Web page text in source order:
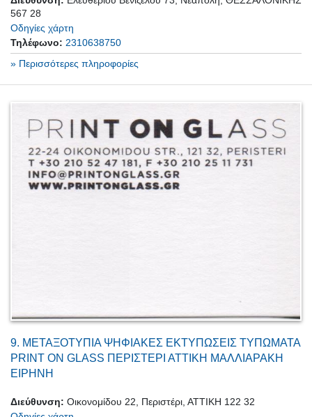
567 28
Οδηγίες χάρτη
Τηλέφωνο: 2310638750
» Περισσότερες πληροφορίες
9. ΜΕΤΑΞΟΤΥΠΙΑ ΨΗΦΙΑΚΕΣ ΕΚΤΥΠΩΣΕΙΣ ΤΥΠΩΜΑΤΑ
PRINT ON GLASS ΠΕΡΙΣΤΕΡΙ ΑΤΤΙΚΗ ΜΑΛΛΙΑΡΑΚΗ
ΕΙΡΗΝΗ
Διεύθυνση: Οικονομίδου 22, Περιστέρι, ΑΤΤΙΚΗ 122 32